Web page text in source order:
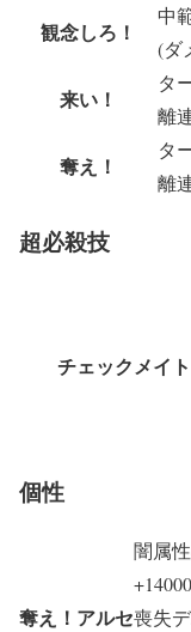
観念しろ！
中
(ダ
来い！
タ
離
奪え！
タ
離
超必殺技
チェックメイト
個性
奪え！アルセ
闇属
+14000
喪失